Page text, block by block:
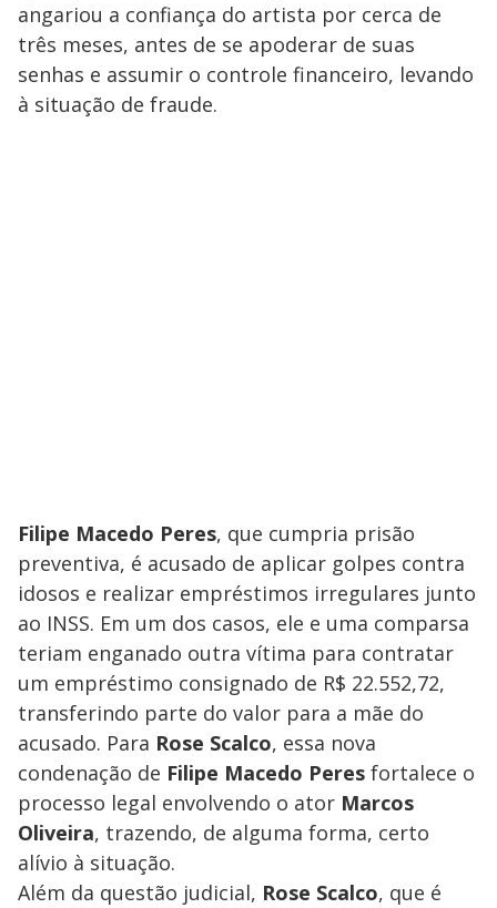
angariou a confiança do artista por cerca de
três meses, antes de se apoderar de suas
senhas e assumir o controle financeiro, levando
à situação de fraude.
Filipe Macedo Peres, que cumpria prisão
preventiva, é acusado de aplicar golpes contra
idosos e realizar empréstimos irregulares junto
ao INSS. Em um dos casos, ele e uma comparsa
teriam enganado outra vítima para contratar
um empréstimo consignado de R$ 22.552,72,
transferindo parte do valor para a mãe do
acusado. Para Rose Scalco, essa nova
condenação de Filipe Macedo Peres fortalece o
processo legal envolvendo o ator Marcos
Oliveira, trazendo, de alguma forma, certo
alívio à situação.
Além da questão judicial, Rose Scalco, que é